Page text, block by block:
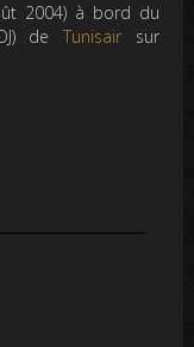
2004) à bord du
deTunisair sur